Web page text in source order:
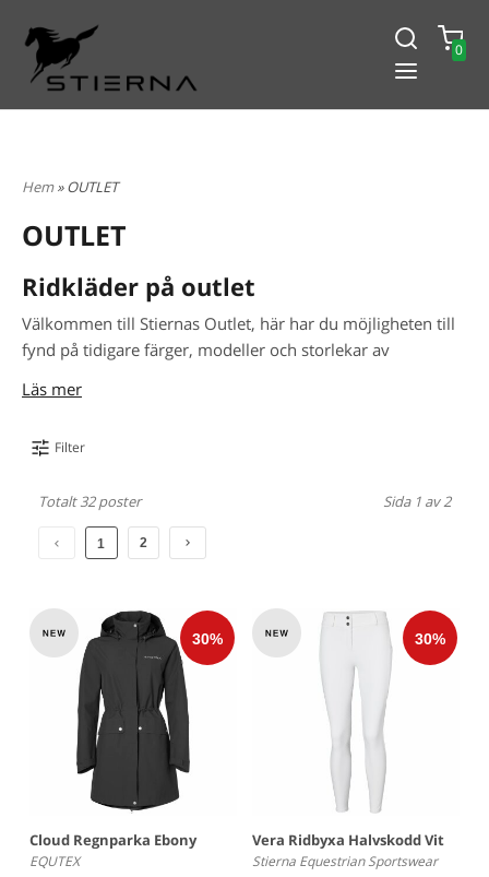
0
Hem» OUTLET
OUTLET
Ridkläder på outlet
Välkommen till Stiernas Outlet, här har du möjligheten till
fynd på tidigare färger, modeller och storlekar av
gratis frakt över 2 000 SEK, ​​14 dagars returpolicy och
Läs mer
Filter
Totalt 32 poster Sida 1 av 2
1 2
Cloud Regnparka Ebony
EQUTEX
Vera Ridbyxa Halvskodd Vit
Stierna Equestrian Sportswear